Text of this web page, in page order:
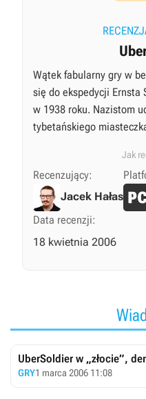
Wątek fabularny gry w
się do ekspedycji Ernsta
w 1938 roku. Nazistom
tybetańskiego
Jak
Recenzujący:
Jacek Hałas
Data recenzji:
18 kwietnia 2006
UberSoldier w „złocie”,
GRY1 marca 2006 11:08